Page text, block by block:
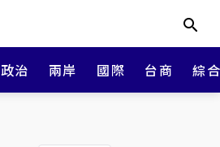
政治 兩岸 國際 台商 綜